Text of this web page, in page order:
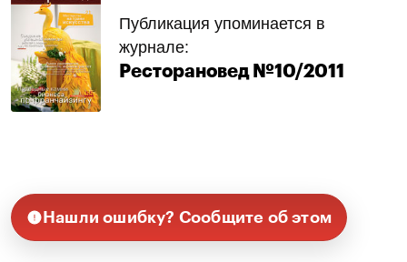
Публикация упоминается в
журнале:
Ресторановед №10/2011
Нашли ошибку? Сообщите об этом